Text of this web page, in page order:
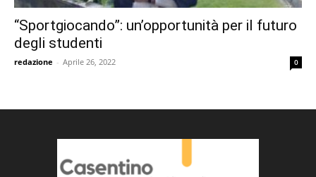
“Sportgiocando”: un’opportunità per il futuro
degli studenti
redazione - Aprile 26, 2022 0